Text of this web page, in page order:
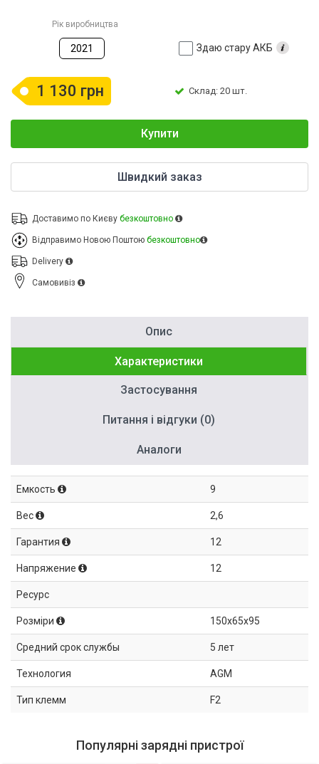
Рік виробництва
2021 Здаю стару АКБ
1 130 грн Склад: 20 шт.
Купити
Швидкий заказ
Доставимо по Києву безкоштовно
Відправимо Новою Поштою безкоштовно
Delivery
Cамовивіз
Опис
Характеристики
Застосування
Питання і відгуки (0)
Аналоги
Емкость 9
Вес 2,6
Гарантия 12
Напряжение 12
Ресурс
Розміри 150x65x95
Средний срок службы 5 лет
Технология AGM
Тип клемм F2
Популярні зарядні пристрої